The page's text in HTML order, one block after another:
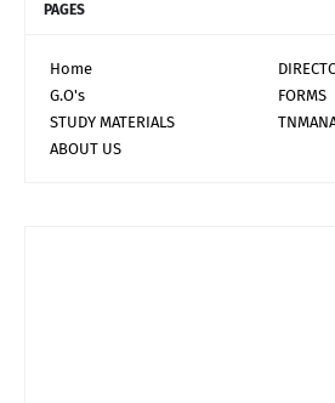
PAGES
Home
G.O's
FORMS
STUDY MATERIALS
ABOUT US